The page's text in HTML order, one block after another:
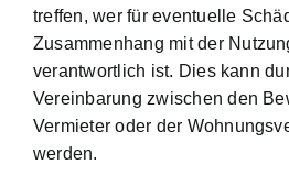
treffen, wer für eventuelle
Zusammenhang mit der
verantwortlich ist. Dies kann
Vereinbarung zwischen den
Vermieter oder der
werden.